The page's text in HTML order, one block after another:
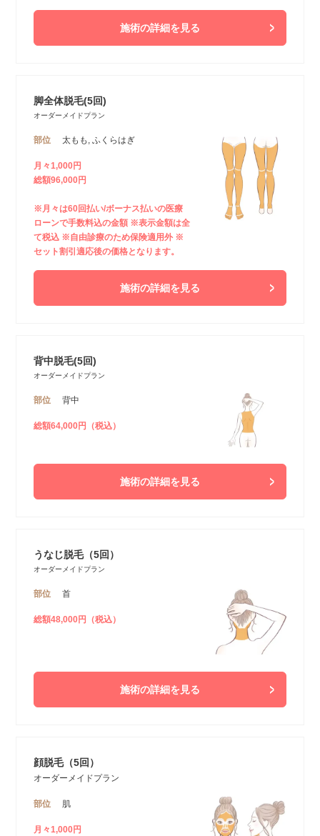
施術の詳細を見る
脚全体脱毛(5回)
オーダーメイドプラン
部位 太もも, ふくらはぎ
月々1,000円
総額96,000円
※月々は60回払い/ボーナス払いの医療
ローンで手数料込の金額 ※表示金額は全
て税込 ※自由診療のため保険適用外 ※
セット割引適応後の価格となります。
施術の詳細を見る
背中脱毛(5回)
オーダーメイドプラン
部位 背中
総額64,000円（税込）
施術の詳細を見る
うなじ脱毛（5回）
オーダーメイドプラン
部位 首
総額48,000円（税込）
施術の詳細を見る
顔脱毛（5回）
オーダーメイドプラン
部位 肌
月々1,000円